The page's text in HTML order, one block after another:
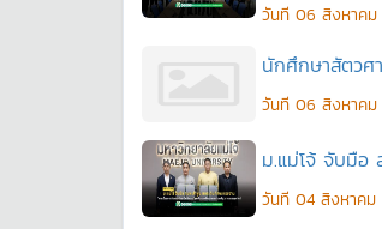
วันที 06 สิงหาคม
นักศึกษาสัตวศ
วันที 06 สิงหาคม
ม.แม่โจ้ จับมือ
วันที 04 สิงหาคม